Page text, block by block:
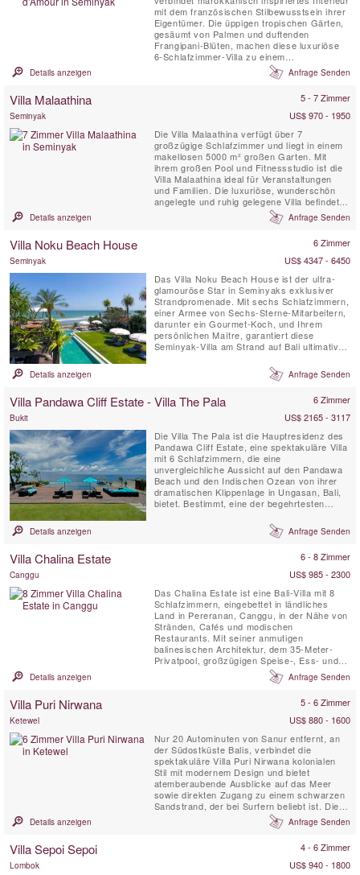
mit dem französischen Stilbewusstsein ihrer
Eigentümer. Die üppigen tropischen Gärten,
gesäumt von Palmen und duftenden
Frangipani-Blüten, machen diese luxuriöse
6-Schlafzimmer-Villa zu einem
unverwechselbaren balinesischen Juwel. Ein
Aufenthalt in der Villa Sayang d’Amour fühlt
Welt von Tausendundeiner Nacht.
Details anzeigen Anfrage Senden
Villa Malaathina 5 - 7 Zimmer
Seminyak
US$ 970 - 1950
Die Villa Malaathina verfügt über 7
großzügige Schlafzimmer und liegt in einem
makellosen 5000 m² großen Garten. Mit
ihrem großen Pool und Fitnessstudio ist die
Villa Malaathina ideal für Veranstaltungen
und Familien. Die luxuriöse, wunderschön
angelegte und ruhig gelegene Villa befindet
sich im charmanten Dorf Umalas, nahe
Details anzeigen Anfrage Senden
Villa Noku Beach House 6 Zimmer
Seminyak
US$ 4347 - 6450
Das Villa Noku Beach House ist der ultra-
glamouröse Star in Seminyaks exklusiver
Strandpromenade. Mit sechs Schlafzimmern,
einer Armee von Sechs-Sterne-Mitarbeitern,
darunter ein Gourmet-Koch, und Ihrem
persönlichen Maître, garantiert diese
Seminyak-Villa am Strand auf Bali ultimatives
unterhaltsamer Ballen mit Decks und
überdachten Terrassen, ein Spa mit
Gärten und ein fantastischer Tennisplatz am
Details anzeigen Anfrage Senden
Villa Pandawa Cliff Estate - Villa The Pala 6 Zimmer
Bukit
US$ 2165 - 3117
Die Villa The Pala ist die Hauptresidenz des
Pandawa Cliff Estate, eine spektakuläre Villa
mit 6 Schlafzimmern, die eine
unvergleichliche Aussicht auf den Pandawa
Beach und den Indischen Ozean von ihrer
dramatischen Klippenlage in Ungasan, Bali,
bietet. Bestimmt, eine der begehrtesten
als erstklassige Hochzeitslocation als auch
für unvergessliche Familienurlaube oder
Details anzeigen Anfrage Senden
Villa Chalina Estate 6 - 8 Zimmer
Canggu
US$ 985 - 2300
Das Chalina Estate ist eine Bali-Villa mit 8
Schlafzimmern, eingebettet in ländliches
Land in Pereranan, Canggu, in der Nähe von
Stränden, Cafés und modischen
Restaurants. Mit seiner anmutigen
balinesischen Architektur, dem 35-Meter-
Privatpool, großzügigen Speise-, Ess- und
Unterhaltungsbereichen, Vollzeitpersonal und
Koch, seiner Nähe zu Balis Hotspots und
Anwesen eine der begehrtesten Villen von
Canggu für Familien. Retreats und...
Details anzeigen Anfrage Senden
Villa Puri Nirwana 5 - 6 Zimmer
Ketewel
US$ 880 - 1600
Nur 20 Autominuten von Sanur entfernt, an
der Südostküste Balis, verbindet die
spektakuläre Villa Puri Nirwana kolonialen
Stil mit modernem Design und bietet
atemberaubende Ausblicke auf das Meer
sowie direkten Zugang zu einem schwarzen
Sandstrand, der bei Surfern beliebt ist. Diese
voll ausgestattete Villa mit professionellem
Personal bietet Platz für bis zu 20 Gäste in
Wohnbereichen, einem Medienraum,
Details anzeigen Anfrage Senden
Villa Sepoi Sepoi 4 - 6 Zimmer
Lombok
US$ 940 - 1800